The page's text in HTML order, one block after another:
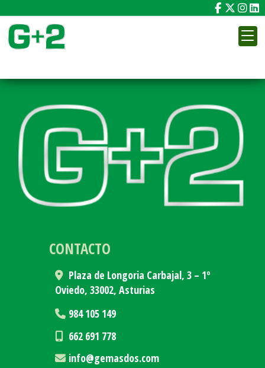
RESIDUOS
CONTACTO
Plaza de Longoria Carbajal, 3 – 1º
Oviedo, 33002, Asturias
984 105 149
662 691 778
info
gemasdos.com